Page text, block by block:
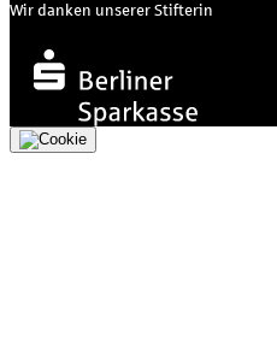
Wir danken unserer Stifterin